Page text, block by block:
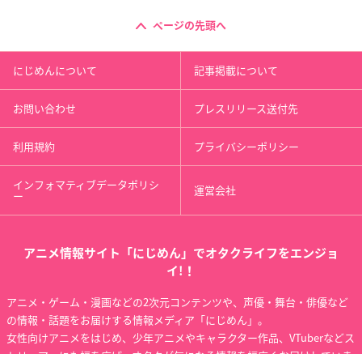
ページの先頭へ
にじめんについて 記事掲載について
お問い合わせ プレスリリース送付先
利用規約 プライバシーポリシー
インフォマティブデータポリシ
ー 運営会社
アニメ情報サイト「にじめん」でオタクライフをエンジョ
イ!！
アニメ・ゲーム・漫画などの2次元コンテンツや、声優・舞台・俳優など
の情報・話題をお届けする情報メディア「にじめん」。
女性向けアニメをはじめ、少年アニメやキャラクター作品、VTuberなどス